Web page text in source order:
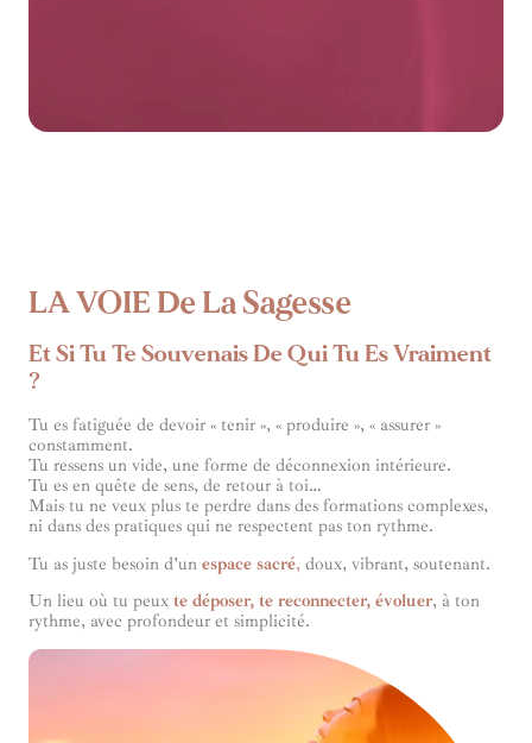
LA VOIE De La Sagesse
Et Si Tu Te Souvenais De Qui Tu Es Vraiment
?
Tu es fatiguée de devoir « tenir », « produire », « assurer »
constamment.
Tu ressens un vide, une forme de déconnexion intérieure.
Tu es en quête de sens, de retour à toi…
Mais tu ne veux plus te perdre dans des formations complexes,
ni dans des pratiques qui ne respectent pas ton rythme.
Tu as juste besoin d’un espace sacré, doux, vibrant, soutenant.
Un lieu où tu peux te déposer, te reconnecter, évoluer, à ton
rythme, avec profondeur et simplicité.